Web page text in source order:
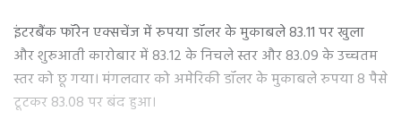
इंटरबैंक फॉरेन एक्सचेंज में रुपया डॉलर के मुकाबले 83.11 पर खुला
और शुरुआती कारोबार में 83.12 के निचले स्तर और 83.09 के उच्चतम
स्तर को छू गया। मंगलवार को अमेरिकी डॉलर के मुकाबले रुपया 8 पैसे
टूटकर 83.08 पर बंद हुआ।